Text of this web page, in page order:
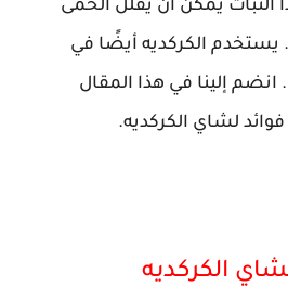
النبات يمكن أن يقلل الحمى
يستخدم الكركديه أيضًا في
انضم إلينا في هذا المقال
الكركديه